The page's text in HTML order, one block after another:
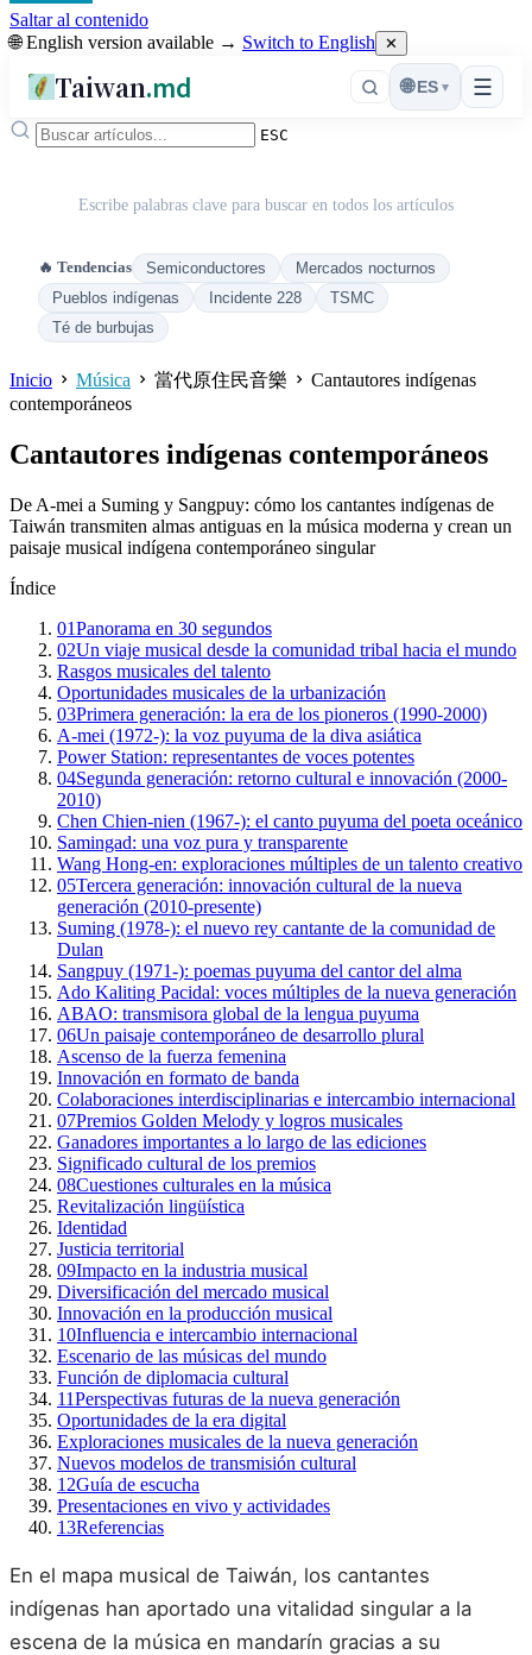
Saltar al contenido
🌐 English version available → Switch to English ✕
Taiwan.md ☰
🌐 ES ▾
ESC
Escribe palabras clave para buscar en todos los artículos
🔥 Tendencias Semiconductores
Mercados nocturnos
Pueblos indígenas
Incidente 228
TSMC
Té de burbujas
Inicio Música 當代原住民音樂
Cantautores indígenas
contemporáneos
Cantautores indígenas contemporáneos
De A-mei a Suming y Sangpuy: cómo los cantantes indígenas de
Taiwán transmiten almas antiguas en la música moderna y crean un
paisaje musical indígena contemporáneo singular
Índice
01Panorama en 30 segundos
02Un viaje musical desde la comunidad tribal hacia el mundo
Rasgos musicales del talento
Oportunidades musicales de la urbanización
03Primera generación: la era de los pioneros (1990-2000)
A-mei (1972-): la voz puyuma de la diva asiática
Power Station: representantes de voces potentes
04Segunda generación: retorno cultural e innovación (2000-
2010)
Chen Chien-nien (1967-): el canto puyuma del poeta oceánico
Samingad: una voz pura y transparente
Wang Hong-en: exploraciones múltiples de un talento creativo
05Tercera generación: innovación cultural de la nueva
generación (2010-presente)
Suming (1978-): el nuevo rey cantante de la comunidad de
Dulan
Sangpuy (1971-): poemas puyuma del cantor del alma
Ado Kaliting Pacidal: voces múltiples de la nueva generación
ABAO: transmisora global de la lengua puyuma
06Un paisaje contemporáneo de desarrollo plural
Ascenso de la fuerza femenina
Innovación en formato de banda
Colaboraciones interdisciplinarias e intercambio internacional
07Premios Golden Melody y logros musicales
Ganadores importantes a lo largo de las ediciones
Significado cultural de los premios
08Cuestiones culturales en la música
Revitalización lingüística
Identidad
Justicia territorial
09Impacto en la industria musical
Diversificación del mercado musical
Innovación en la producción musical
10Influencia e intercambio internacional
Escenario de las músicas del mundo
Función de diplomacia cultural
11Perspectivas futuras de la nueva generación
Oportunidades de la era digital
Exploraciones musicales de la nueva generación
Nuevos modelos de transmisión cultural
12Guía de escucha
Presentaciones en vivo y actividades
13Referencias
En el mapa musical de Taiwán, los cantantes
indígenas han aportado una vitalidad singular a la
escena de la música en mandarín gracias a su